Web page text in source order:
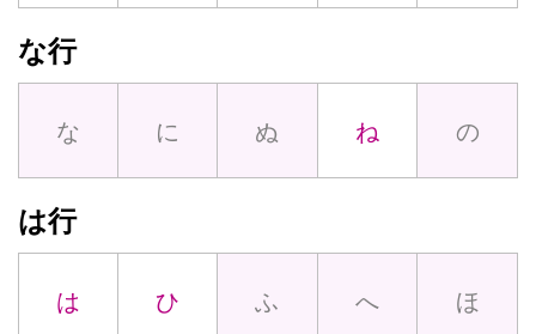
な行
な に ぬ ね の
は行
は ひ ふ へ ほ